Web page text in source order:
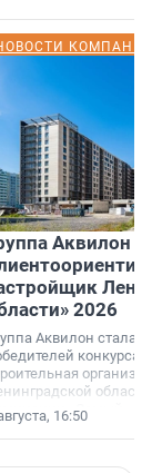
Аквилон
2026
Аквилон стала
конкурса
области
«Самый
16:50